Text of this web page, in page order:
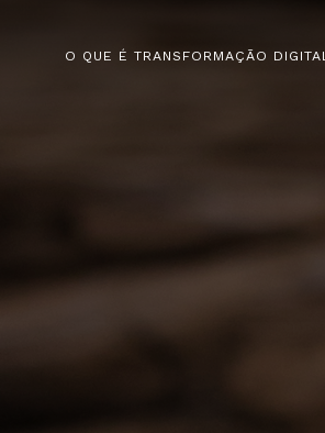
O QUE É TRANSFORMAÇÃO DIGITAL